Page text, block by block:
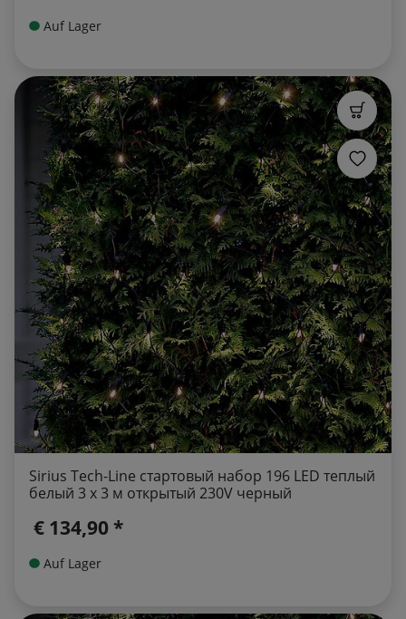
Auf Lager
Sirius Tech-Line стартовый набор 196 LED теплый
белый 3 x 3 м открытый 230V черный
€ 134,90 *
Auf Lager